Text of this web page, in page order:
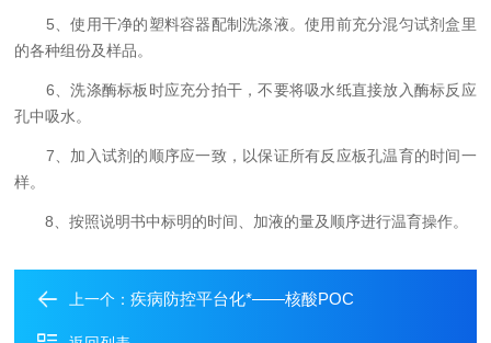
5、使用干净的塑料容器配制洗涤液。使用前充分混匀试剂盒里
的各种组份及样品。
6、洗涤酶标板时应充分拍干，不要将吸水纸直接放入酶标反应
孔中吸水。
7、加入试剂的顺序应一致，以保证所有反应板孔温育的时间一
样。
8、按照说明书中标明的时间、加液的量及顺序进行温育操作。
上一个：疾病防控平台化*——核酸POC